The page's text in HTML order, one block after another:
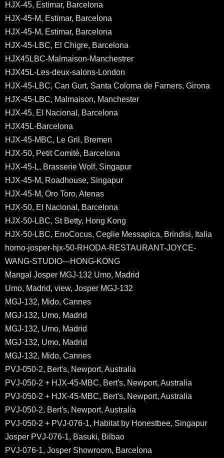
HJX-45, Estimar, Barcelona
HJX-45-M, Estimar, Barcelona
HJX-45-M, Estimar, Barcelona
HJX-45-LBC, El Chigre, Barcelona
HJX45LBC-Malmaison-Manchestrer
HJX45L-Les-deux-salons-London
HJX-45-LBC, Can Gurt, Santa Coloma de Farners, Girona
HJX-45-LBC, Malmaison, Manchester
HJX-45, El Nacional, Barcelona
HJX45L-Barcelona
HJX-45-MBC, Le Gril, Bremen
HJX-50, Petit Comitè, Barcelona
HJX-45-L, Brasserie Wolf, Singapur
HJX-45-M, Roadhouse, Singapur
HJX-45-M, Oro Toro, Atenas
HJX-50, El Nacional, Barcelona
HJX-50-LBC, St Betty, Hong Kong
HJX-50-LBC, EnoCocus, Ceglie Messapica, Brindisi, Italia
horno-josper-hjx-50-RHODA-RESTAURANT-JOYCE-
WANG-STUDIO---HONG-KONG
Mangal Josper MGJ-132 Umo, Madrid
Umo, Madrid, view, Josper MGJ-132
MGJ-132, Mido, Cannes
MGJ-132, Umo, Madrid
MGJ-132, Umo, Madrid
MGJ-132, Umo, Madrid
MGJ-132, Mido, Cannes
PVJ-050-2, Bert's, Newport, Australia
PVJ-050-2 + HJX-45-MBC, Bert's, Newport, Australia
PVJ-050-2 + HJX-45-MBC, Bert's, Newport, Australia
PVJ-050-2, Bert's, Newport, Australia
PVJ-050-2 + PVJ-076-1, Habitat by Honestbee, Singapur
Josper PVJ-076-1, Basuki, Bilbao
PVJ-076-1, Josper Showroom, Barcelona